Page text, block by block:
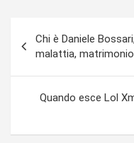
articoli
Chi è Daniele
malattia, matrimonio
Quando esce Lol